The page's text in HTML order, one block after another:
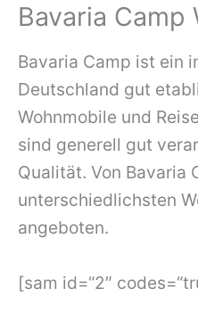
Bavaria Camp
Bavaria Camp ist ein
Deutschland gut
Wohnmobile und
sind generell gut
Qualität. Von Bavaria
unterschiedlichsten
angeboten.
[sam id=“2″